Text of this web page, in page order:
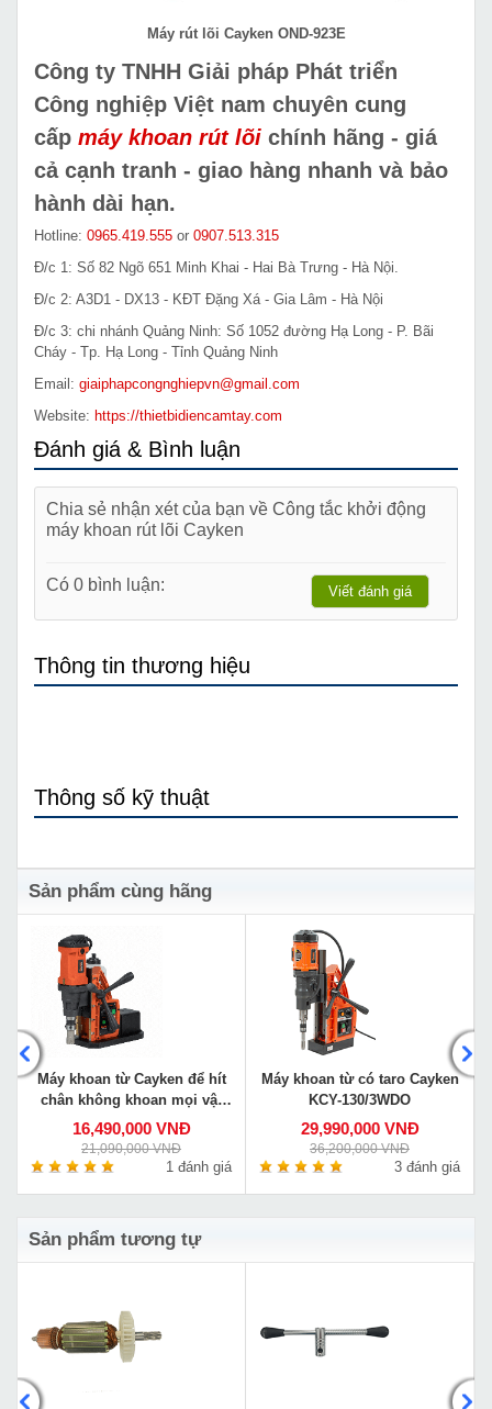
Máy rút lõi Cayken OND-923E
Công ty TNHH Giải pháp Phát triển
Công nghiệp Việt nam chuyên cung
cấp máy khoan rút lõi chính hãng - giá
cả cạnh tranh - giao hàng nhanh và bảo
hành dài hạn.
Hotline: 0965.419.555 or 0907.513.315
Đ/c 1: Số 82 Ngõ 651 Minh Khai - Hai Bà Trưng - Hà Nội.
Đ/c 2: A3D1 - DX13 - KĐT Đặng Xá - Gia Lâm - Hà Nội
Đ/c 3: chi nhánh Quảng Ninh: Số 1052 đường Hạ Long - P. Bãi
Cháy - Tp. Hạ Long - Tỉnh Quảng Ninh
Email: giaiphapcongnghiepvn@gmail.com
Website: https://thietbidiencamtay.com
Đánh giá & Bình luận
Chia sẻ nhận xét của bạn về Công tắc khởi động
máy khoan rút lõi Cayken
Có 0 bình luận: Viết đánh giá
Thông tin thương hiệu
Thông số kỹ thuật
Sản phẩm cùng hãng
Máy khoan từ Cayken để hít
chân không khoan mọi vật
liệu VS-35E
16,490,000 VNĐ
21,090,000 VNĐ
1 đánh giá
Máy khoan từ có taro Cayken
KCY-130/3WDO
29,990,000 VNĐ
36,200,000 VNĐ
3 đánh giá
Sản phẩm tương tự